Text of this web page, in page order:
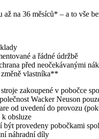
až na 36 měsíců* – a to vše
a řádné údržbě
před neočekávanými
vlastníka**
zakoupené v pobočce
Wacker Neuson
od uvedení do provozu
obsluze
být provedeny pobočkami
náhradní díly